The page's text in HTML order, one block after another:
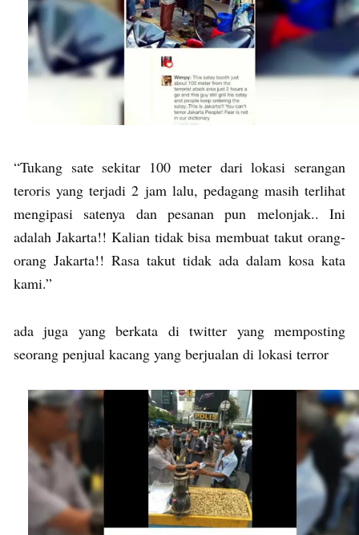
“Tukang sate sekitar 100 meter dari lokasi serangan
teroris yang terjadi 2 jam lalu, pedagang masih terlihat
mengipasi satenya dan pesanan pun melonjak.. Ini
adalah Jakarta!! Kalian tidak bisa membuat takut orang-
orang Jakarta!! Rasa takut tidak ada dalam kosa kata
kami.”
ada juga yang berkata di twitter yang memposting
seorang penjual kacang yang berjualan di lokasi terror